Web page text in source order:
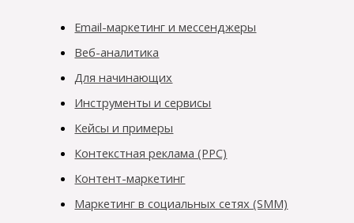
Email-маркетинг и мессенджеры
Веб-аналитика
Для начинающих
Инструменты и сервисы
Кейсы и примеры
Контекстная реклама (PPC)
Контент-маркетинг
Маркетинг в социальных сетях (SMM)